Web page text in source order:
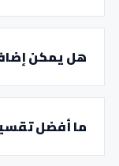
هل يمكن
ما أفضل